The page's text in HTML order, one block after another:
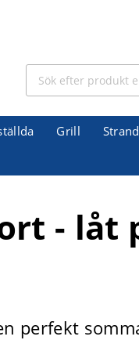
Grill Strand
- låt
perfekt